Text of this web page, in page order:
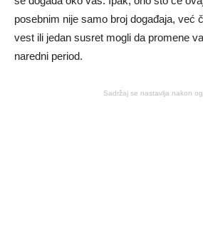
posebnim nije samo broj događaja, već
vest ili jedan susret mogli da promene
naredni period.
Sadržaj se nastavlja nakon